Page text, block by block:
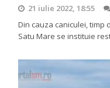
21 iulie 2022, 18:55
Din cauza caniculei, timp
Satu Mare se instituie